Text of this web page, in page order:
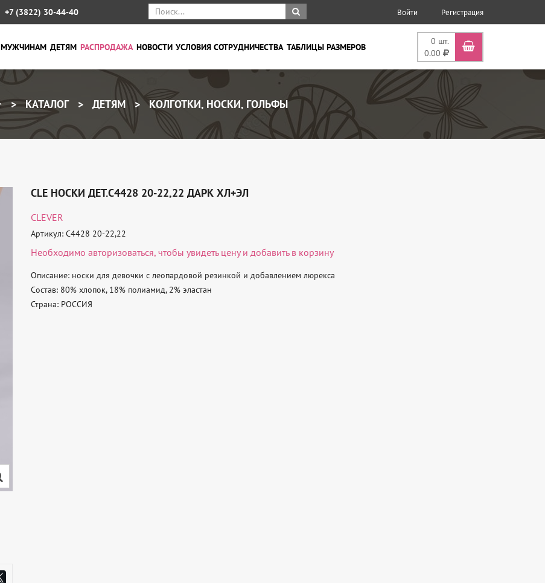
+7 (3822) 30-44-40 Войти Регистрация
0 шт.
0.00
МУЖЧИНАМ ДЕТЯМ РАСПРОДАЖА НОВОСТИ УСЛОВИЯ СОТРУДНИЧЕСТВА ТАБЛИЦЫ РАЗМЕРОВ
КАТАЛОГ ДЕТЯМ КОЛГОТКИ, НОСКИ, ГОЛЬФЫ
CLE НОСКИ ДЕТ.С4428 20-22,22 ДАРК ХЛ+ЭЛ
CLEVER
Артикул: С4428 20-22,22
Необходимо авторизоваться, чтобы увидеть цену и добавить в корзину
Описание: носки для девочки с леопардовой резинкой и добавлением люрекса
Состав: 80% хлопок, 18% полиамид, 2% эластан
Страна: РОССИЯ